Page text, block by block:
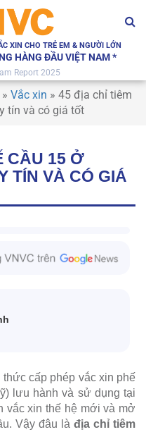
XIN CHO TRẺ EM & NGƯỜI LỚN
HÀNG ĐẦU VIỆT NAM *
Report 2025
» Vắc xin » 45 địa chỉ tiêm
tín và có giá tốt
CẦU 15 Ở
TÍN VÀ CÓ GIÁ
thức cấp phép vắc xin phế
lưu hành và sử dụng tại
vắc xin thế hệ mới và mở
Vậy đâu là địa chỉ tiêm